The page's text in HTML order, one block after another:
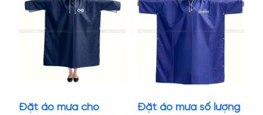
Đặt áo mưa cho
Đặt áo mưa số lượng